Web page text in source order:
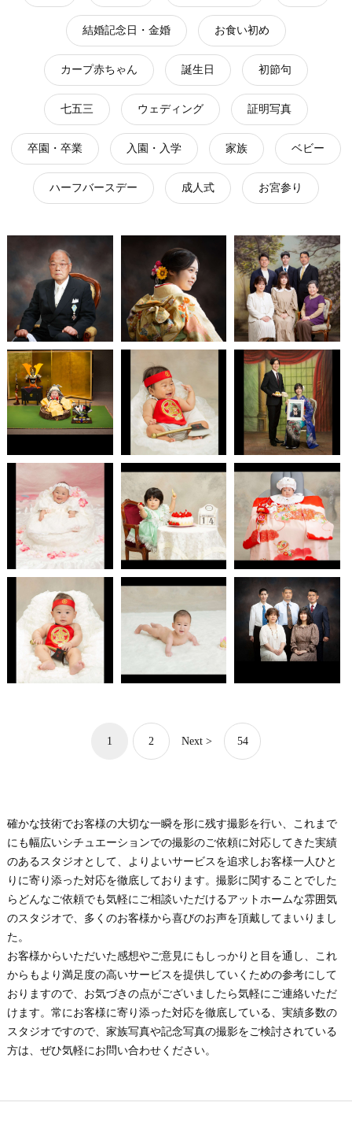
結婚記念日・金婚 お食い初め
カープ赤ちゃん 誕生日 初節句
七五三 ウェディング 証明写真
卒園・卒業 入園・入学 家族 ベビー
ハーフバースデー 成人式 お宮参り
1 2 Next > 54
確かな技術でお客様の大切な一瞬を形に残す撮影を行い、これまで
にも幅広いシチュエーションでの撮影のご依頼に対応してきた実績
のあるスタジオとして、よりよいサービスを追求しお客様一人ひと
りに寄り添った対応を徹底しております。撮影に関することでした
らどんなご依頼でも気軽にご相談いただけるアットホームな雰囲気
のスタジオで、多くのお客様から喜びのお声を頂戴してまいりまし
た。
お客様からいただいた感想やご意見にもしっかりと目を通し、これ
からもより満足度の高いサービスを提供していくための参考にして
おりますので、お気づきの点がございましたら気軽にご連絡いただ
けます。常にお客様に寄り添った対応を徹底している、実績多数の
スタジオですので、家族写真や記念写真の撮影をご検討されている
方は、ぜひ気軽にお問い合わせください。